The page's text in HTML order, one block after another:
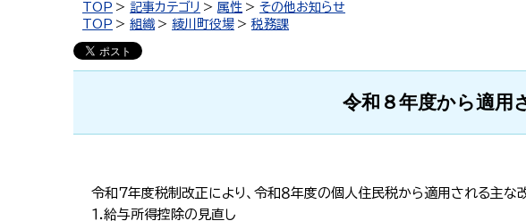
TOP
記事カテゴリ 属性
その他お知らせ
TOP
組織 綾川町役場 税務課
令和８年度から適用
令和７年度税制改正により、令和８年度の個人住民税から適用される主な
１.給与所得控除の見直し